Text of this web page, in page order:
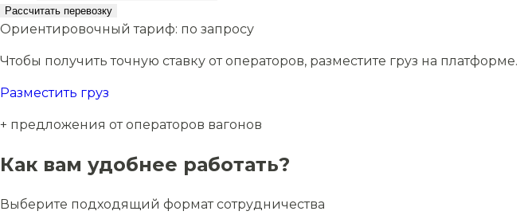
Рассчитать перевозку
Ориентировочный тариф: по запросу
Чтобы получить точную ставку от операторов, разместите груз на платформе.
Разместить груз
+ предложения от операторов вагонов
Как вам удобнее работать?
Выберите подходящий формат сотрудничества